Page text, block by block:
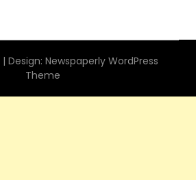
| Design: Newspaperly WordPress
Theme